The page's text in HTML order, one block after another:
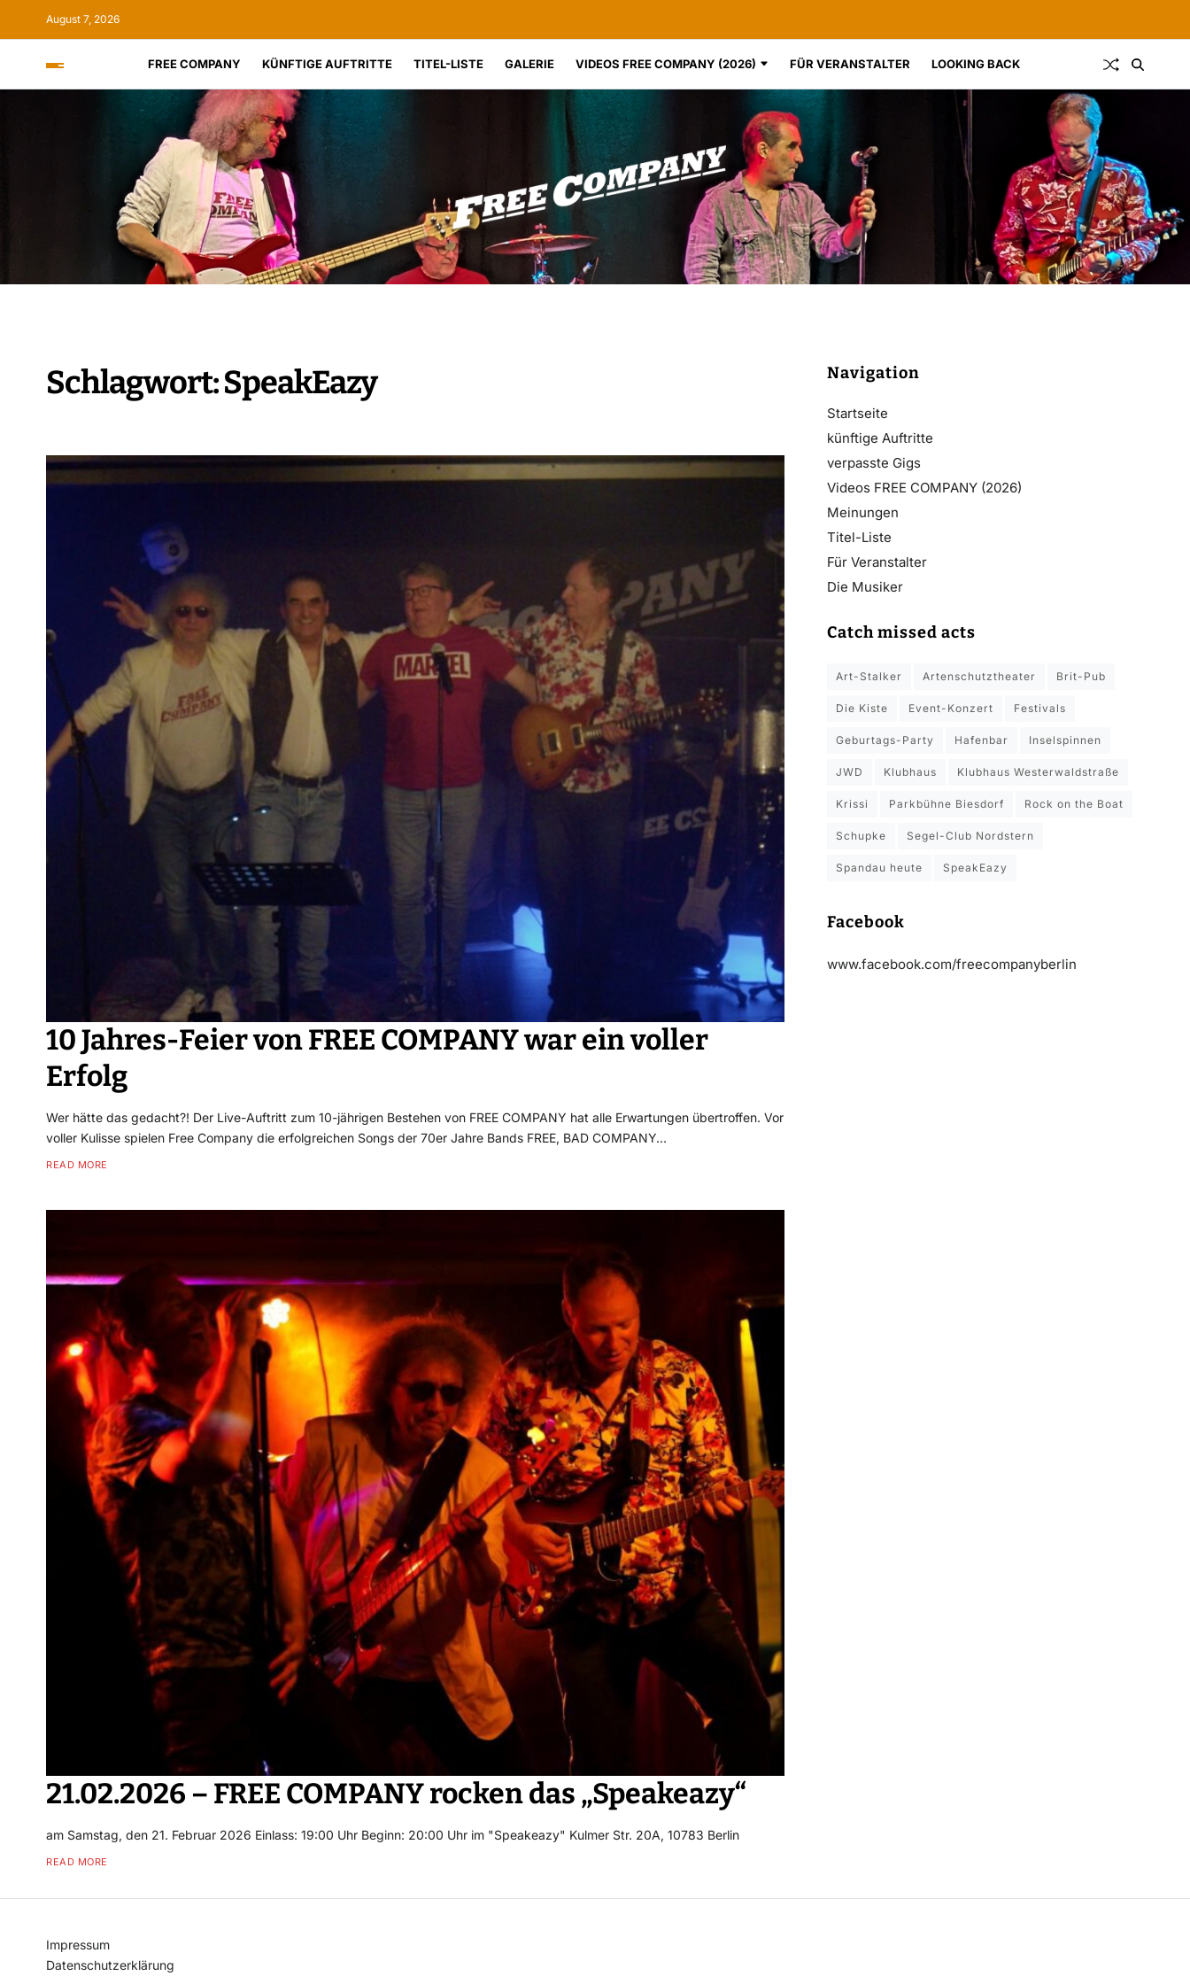
August 7, 2026
FREE COMPANY KÜNFTIGE AUFTRITTE TITEL-LISTE GALERIE VIDEOS FREE COMPANY (2026) FÜR VERANSTALTER LOOKING BACK
Schlagwort:SpeakEazy
10 Jahres-Feier von FREE COMPANY war ein voller
Erfolg
Wer hätte das gedacht?! Der Live-Auftritt zum 10-jährigen Bestehen von FREE COMPANY hat alle Erwartungen übertroffen. Vor
voller Kulisse spielen Free Company die erfolgreichen Songs der 70er Jahre Bands FREE, BAD COMPANY…
READ MORE
21.02.2026 – FREE COMPANY rocken das „Speakeazy“
am Samstag, den 21. Februar 2026 Einlass: 19:00 Uhr Beginn: 20:00 Uhr im "Speakeazy" Kulmer Str. 20A, 10783 Berlin
READ MORE
Navigation
Startseite
künftige Auftritte
verpasste Gigs
Videos FREE COMPANY (2026)
Meinungen
Titel-Liste
Für Veranstalter
Die Musiker
Catch missed acts
Art-Stalker Artenschutztheater Brit-Pub
Die Kiste Event-Konzert Festivals
Geburtags-Party Hafenbar Inselspinnen
JWD Klubhaus Klubhaus Westerwaldstraße
Krissi Parkbühne Biesdorf Rock on the Boat
Schupke Segel-Club Nordstern
Spandau heute SpeakEazy
Facebook
www.facebook.com/freecompanyberlin
Impressum
Datenschutzerklärung